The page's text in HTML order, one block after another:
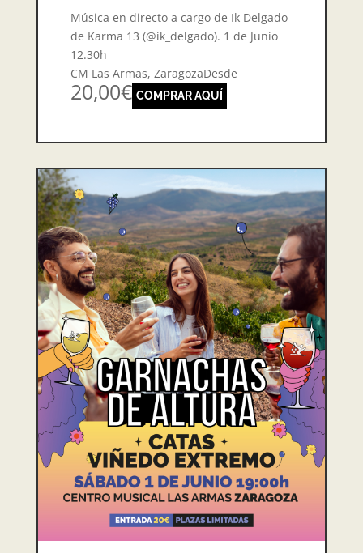
Música en directo a cargo de Ik Delgado
de Karma 13 (@ik_delgado). 1 de Junio
12.30h
CM Las Armas, ZaragozaDesde
20,00€ COMPRAR AQUÍ